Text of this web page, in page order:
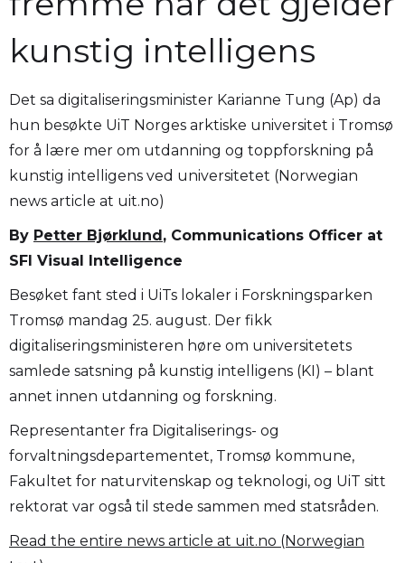
kunstig intelligens
Det sa digitaliseringsminister Karianne Tung (Ap) da
hun besøkte UiT Norges arktiske universitet i Tromsø
for å lære mer om utdanning og toppforskning på
kunstig intelligens ved universitetet (Norwegian
news article at uit.no)
By Petter Bjørklund, Communications Officer at
SFI Visual Intelligence
Besøket fant sted i UiTs lokaler i Forskningsparken
Tromsø mandag 25. august. Der fikk
digitaliseringsministeren høre om universitetets
samlede satsning på kunstig intelligens (KI) – blant
annet innen utdanning og forskning.
Representanter fra Digitaliserings- og
forvaltningsdepartementet, Tromsø kommune,
Fakultet for naturvitenskap og teknologi, og UiT sitt
rektorat var også til stede sammen med statsråden.
Read the entire news article at uit.no (Norwegian